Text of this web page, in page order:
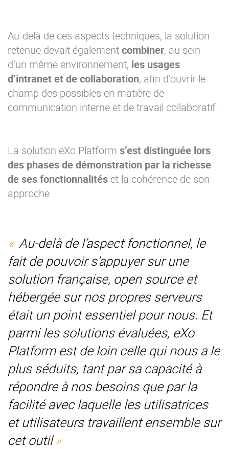
Au-delà de ces aspects techniques, la solution
retenue devait égalementcombiner, au sein
d’un même environnement, les usages
d’intranet et de collaboration, afin d’ouvrir le
champ des possibles en matière de
communication interne et de travail collaboratif.
La solution eXo Platform s’est distinguée lors
des phases de démonstration par la richesse
de ses fonctionnalités et la cohérence de son
approche.
Au-delà de l’aspect fonctionnel, le
fait de pouvoir s’appuyer sur une
solution française, open source et
hébergée sur nos propres serveurs
était un point essentiel pour nous. Et
parmi les solutions évaluées, eXo
Platform est de loin celle qui nous a le
plus séduits, tant par sa capacité à
répondre à nos besoins que par la
facilité avec laquelle les utilisatrices
et utilisateurs travaillent ensemble sur
cet outil